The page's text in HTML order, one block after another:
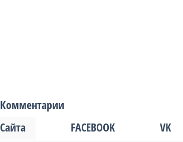
Комментарии
Сайта
FACEBOOK VK